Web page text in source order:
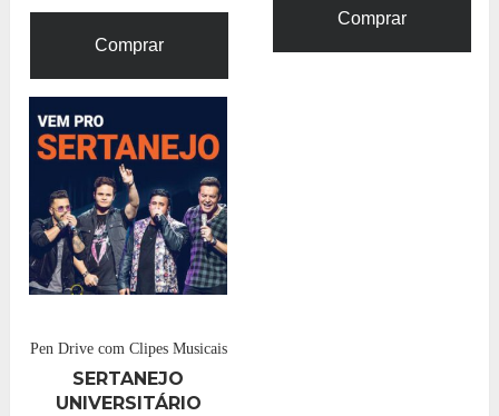
Comprar
Comprar
Pen Drive com Clipes Musicais
SERTANEJO
UNIVERSITÁRIO